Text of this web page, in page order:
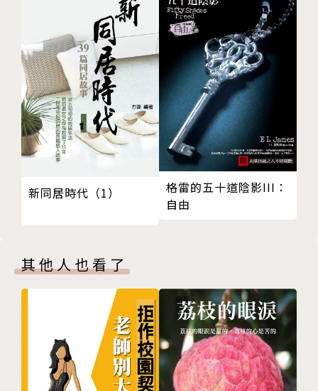
新同居時代（1）
格雷的五十道陰影III：
自由
其他人也看了